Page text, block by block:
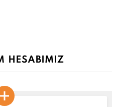
HESABIMIZ